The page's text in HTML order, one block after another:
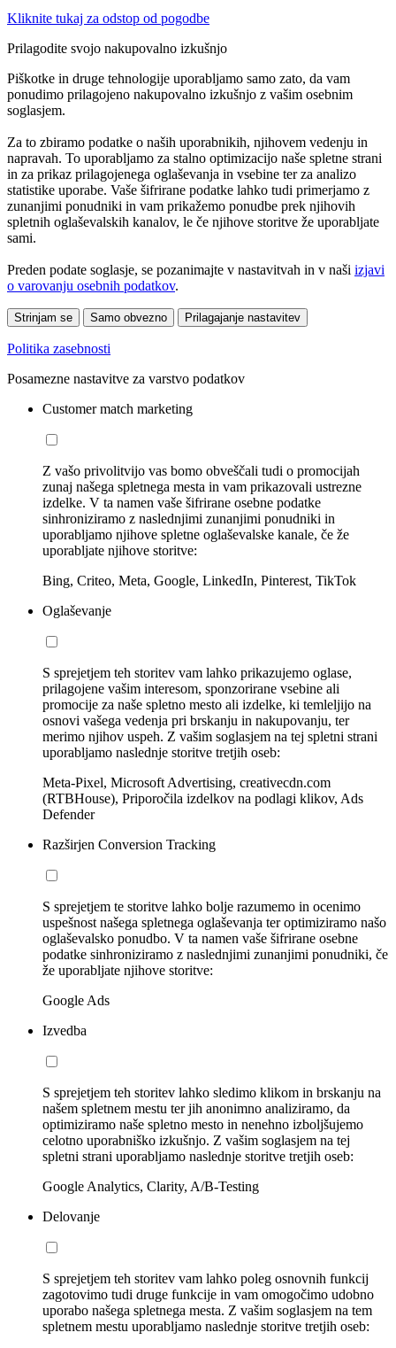
Kliknite tukaj za odstop od pogodbe
Prilagodite svojo nakupovalno izkušnjo
Piškotke in druge tehnologije uporabljamo samo zato, da vam
ponudimo prilagojeno nakupovalno izkušnjo z vašim osebnim
soglasjem.
Za to zbiramo podatke o naših uporabnikih, njihovem vedenju in
napravah. To uporabljamo za stalno optimizacijo naše spletne strani
in za prikaz prilagojenega oglaševanja in vsebine ter za analizo
statistike uporabe. Vaše šifrirane podatke lahko tudi primerjamo z
zunanjimi ponudniki in vam prikažemo ponudbe prek njihovih
spletnih oglaševalskih kanalov, le če njihove storitve že uporabljate
sami.
Preden podate soglasje, se pozanimajte v nastavitvah in v naši izjavi
o varovanju osebnih podatkov.
Strinjam se Samo obvezno Prilagajanje nastavitev
Politika zasebnosti
Posamezne nastavitve za varstvo podatkov
Customer match marketing
Z vašo privolitvijo vas bomo obveščali tudi o promocijah
zunaj našega spletnega mesta in vam prikazovali ustrezne
izdelke. V ta namen vaše šifrirane osebne podatke
sinhroniziramo z naslednjimi zunanjimi ponudniki in
uporabljamo njihove spletne oglaševalske kanale, če že
uporabljate njihove storitve:
Bing, Criteo, Meta, Google, LinkedIn, Pinterest, TikTok
Oglaševanje
S sprejetjem teh storitev vam lahko prikazujemo oglase,
prilagojene vašim interesom, sponzorirane vsebine ali
promocije za naše spletno mesto ali izdelke, ki temleljijo na
osnovi vašega vedenja pri brskanju in nakupovanju, ter
merimo njihov uspeh. Z vašim soglasjem na tej spletni strani
uporabljamo naslednje storitve tretjih oseb:
Meta-Pixel, Microsoft Advertising, creativecdn.com
(RTBHouse), Priporočila izdelkov na podlagi klikov, Ads
Defender
Razširjen Conversion Tracking
S sprejetjem te storitve lahko bolje razumemo in ocenimo
uspešnost našega spletnega oglaševanja ter optimiziramo našo
oglaševalsko ponudbo. V ta namen vaše šifrirane osebne
podatke sinhroniziramo z naslednjimi zunanjimi ponudniki, če
že uporabljate njihove storitve:
Google Ads
Izvedba
S sprejetjem teh storitev lahko sledimo klikom in brskanju na
našem spletnem mestu ter jih anonimno analiziramo, da
optimiziramo naše spletno mesto in nenehno izboljšujemo
celotno uporabniško izkušnjo. Z vašim soglasjem na tej
spletni strani uporabljamo naslednje storitve tretjih oseb:
Google Analytics, Clarity, A/B-Testing
Delovanje
S sprejetjem teh storitev vam lahko poleg osnovnih funkcij
zagotovimo tudi druge funkcije in vam omogočimo udobno
uporabo našega spletnega mesta. Z vašim soglasjem na tem
spletnem mestu uporabljamo naslednje storitve tretjih oseb: